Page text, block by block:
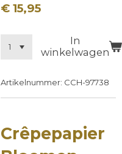
€ 15,95
In
winkelwagen
Artikelnummer: CCH-97738
Crêpepapier